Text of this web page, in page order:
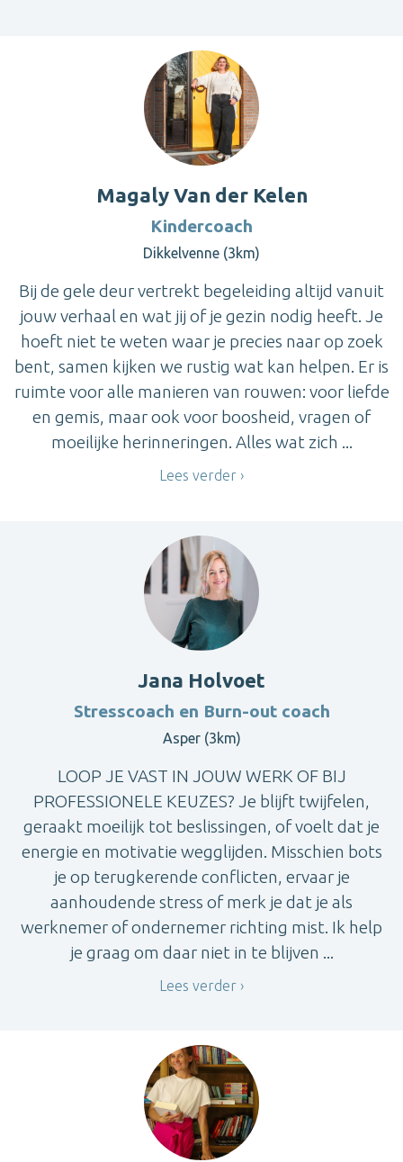
Magaly Van der Kelen
Kindercoach
Dikkelvenne (3km)
Bij de gele deur vertrekt begeleiding altijd vanuit
jouw verhaal en wat jij of je gezin nodig heeft. Je
hoeft niet te weten waar je precies naar op zoek
bent, samen kijken we rustig wat kan helpen. Er is
ruimte voor alle manieren van rouwen: voor liefde
en gemis, maar ook voor boosheid, vragen of
moeilijke herinneringen. Alles wat zich ...
Lees verder
Jana Holvoet
Stresscoach en Burn-out coach
Asper (3km)
LOOP JE VAST IN JOUW WERK OF BIJ
PROFESSIONELE KEUZES? Je blijft twijfelen,
geraakt moeilijk tot beslissingen, of voelt dat je
energie en motivatie wegglijden. Misschien bots
je op terugkerende conflicten, ervaar je
aanhoudende stress of merk je dat je als
werknemer of ondernemer richting mist. Ik help
je graag om daar niet in te blijven ...
Lees verder